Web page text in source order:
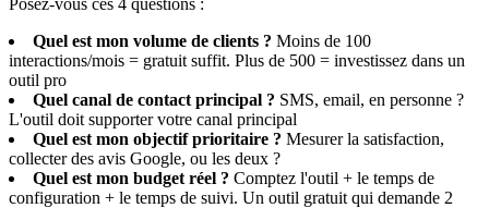
Posez-vous ces 4 questions :
Quel est mon volume de clients ? Moins de 100
interactions/mois = gratuit suffit. Plus de 500 = investissez dans un
outil pro
Quel canal de contact principal ? SMS, email, en personne ?
L'outil doit supporter votre canal principal
Quel est mon objectif prioritaire ? Mesurer la satisfaction,
collecter des avis Google, ou les deux ?
Quel est mon budget réel ? Comptez l'outil + le temps de
configuration + le temps de suivi. Un outil gratuit qui demande 2